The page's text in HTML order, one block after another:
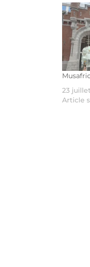
23
Article